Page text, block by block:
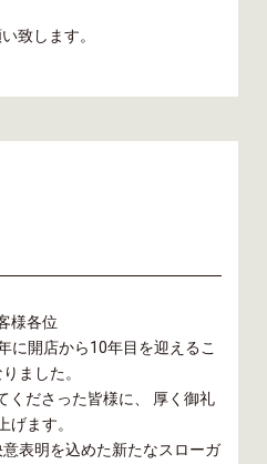
致します。
様各位
に開店から10年目を迎えるこ
ました。
くださった皆様に、 厚く御礼
げます。
表明を込めた新たなスローガ